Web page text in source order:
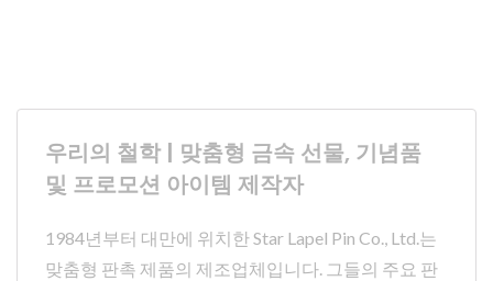
우리의 철학 | 맞춤형 금속 선물, 기념품
및 프로모션 아이템 제작자
1984년부터 대만에 위치한 Star Lapel Pin Co., Ltd.는
맞춤형 판촉 제품의 제조업체입니다. 그들의 주요 판